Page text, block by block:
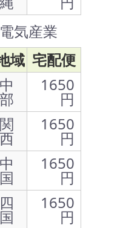
気産業
域 宅配便
中
部
1650
円
関
西
1650
円
中
国
1650
円
四
国
1650
円